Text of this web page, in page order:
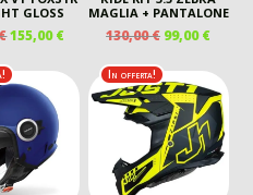
GLOSS
IL
ORIGINALE
ERA:
220,00 €.
155,00€IL
ATTUALE
MAGLIA + PANTALONE
130,00€ IL
ORIGINALE
ERA:
130,00 €.
99,00€IL
È:
99,00
In offerta!